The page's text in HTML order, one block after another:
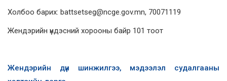
Холбоо барих: battsetseg@ncge.gov.mn, 70071119
Жендэрийн үндэсний хорооны байр 101 тоот
Жендэрийн дүн шинжилгээ, мэдээлэл судалгааны